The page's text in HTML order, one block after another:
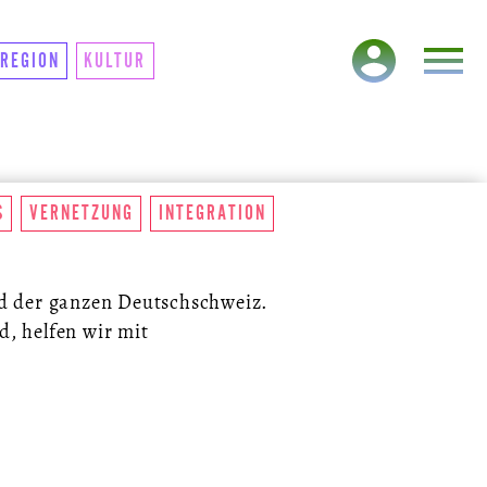
KULTUR
VERNETZUNG INTEGRATION
ganzen Deutschschweiz.
helfen wir mit